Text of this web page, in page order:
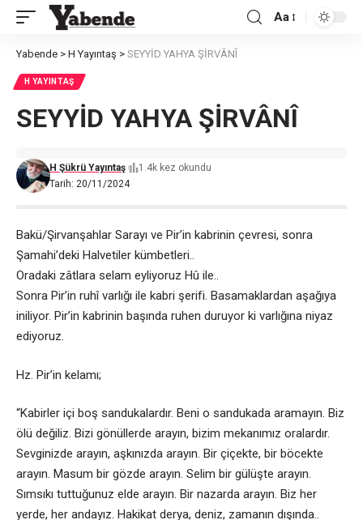
Font
Aa
Yabende > H Yayıntaş > SEYYİD YAHYA ŞİRVÂNÎ
H YAYINTAŞ
SEYYİD YAHYA ŞİRVÂNÎ
Tarih: 20/11/2024
H Şükrü Yayıntaş 1.4k kez okundu
Bakü/Şirvanşahlar Sarayı ve Pir’in kabrinin çevresi, sonra
Şamahi’deki Halvetiler kümbetleri..
Oradaki zâtlara selam eyliyoruz Hû ile..
Sonra Pir’in ruhî varlığı ile kabri şerifi. Basamaklardan aşağıya
iniliyor. Pir’in kabrinin başında ruhen duruyor ki varlığına niyaz
ediyoruz.
Hz. Pir’in kelamı;
“Kabirler içi boş sandukalardır. Beni o sandukada aramayın. Biz
ölü değiliz. Bizi gönüllerde arayın, bizim mekanımız oralardır.
Sevginizde arayın, aşkınızda arayın. Bir çiçekte, bir böcekte
arayın. Masum bir gözde arayın. Selim bir gülüşte arayın.
Sımsıkı tuttuğunuz elde arayın. Bir nazarda arayın. Biz her
yerde, her andayız. Hakikat derya, deniz, zamanın dışında..